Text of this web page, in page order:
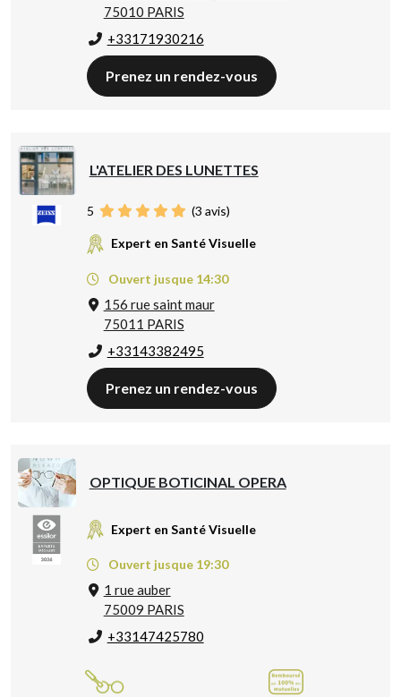
75010 PARIS
+33171930216
Prenez un rendez-vous
L'ATELIER DES LUNETTES
5 (3 avis)
Expert en Santé Visuelle
Ouvert jusque 14:30
156 rue saint maur
75011 PARIS
+33143382495
Prenez un rendez-vous
OPTIQUE BOTICINAL OPERA
Expert en Santé Visuelle
Ouvert jusque 19:30
1 rue auber
75009 PARIS
+33147425780